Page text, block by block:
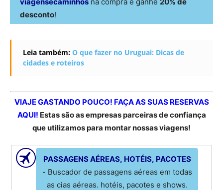
desconto!
Leia também: O que fazer no Uruguai: Dicas de
cidades e roteiros
VIAJE GASTANDO POUCO! FAÇA AS SUAS RESERVAS
AQUI! Estas são as empresas parceiras de confiança
que utilizamos para montar nossas viagens!
PASSAGENS AÉREAS, HOTÉIS, PACOTES
- Buscador de passagens aéreas em todas
as cias aéreas. hotéis, pacotes e shows.